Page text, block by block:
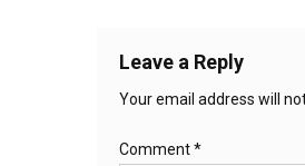
Leave a Reply
Your email address will
Comment*